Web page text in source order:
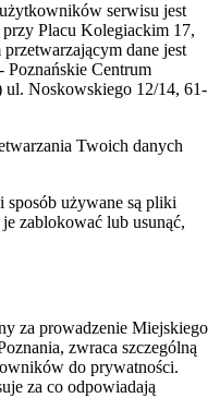
serwisu jest
przy Placu Kolegiackim 17,
dane jest
Centrum
ul. Noskowskiego 12/14, 61-
Twoich danych
sposób używane są pliki
zablokować lub usunąć,
za prowadzenie Miejskiego
zwraca szczególną
do prywatności.
za co odpowiadają